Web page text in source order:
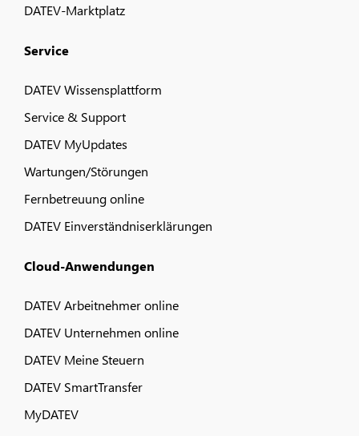
DATEV-Marktplatz
Service
DATEV Wissensplattform
Service & Support
DATEV MyUpdates
Wartungen/Störungen
Fernbetreuung online
DATEV Einverständniserklärungen
Cloud-Anwendungen
DATEV Arbeitnehmer online
DATEV Unternehmen online
DATEV Meine Steuern
DATEV SmartTransfer
MyDATEV